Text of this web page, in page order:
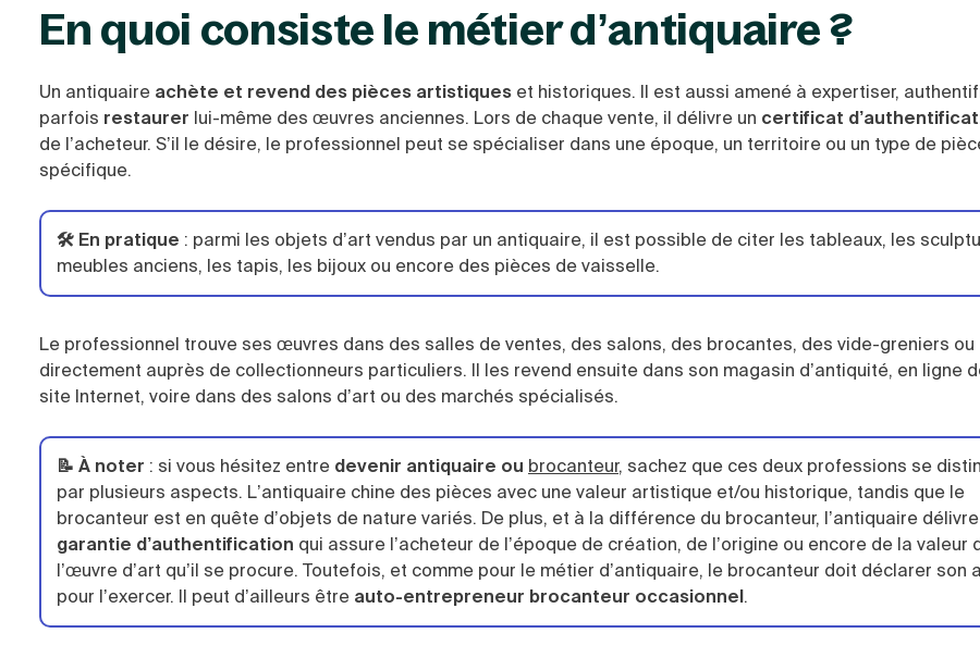
En quoi consiste le métier d’antiquaire ?
Un antiquaire achète et revend des pièces artistiques et historiques. Il est aussi amené à expertiser,
parfois restaurer lui-même des œuvres anciennes. Lors de chaque vente, il délivre un certificat
de l’acheteur. S’il le désire, le professionnel peut se spécialiser dans une époque, un territoire ou un type de
spécifique.
🛠️ En pratique : parmi les objets d’art vendus par un antiquaire, il est possible de citer les tableaux, les
meubles anciens, les tapis, les bijoux ou encore des pièces de vaisselle.
Le professionnel trouve ses œuvres dans des salles de ventes, des salons, des brocantes, des vide-greniers ou
directement auprès de collectionneurs particuliers. Il les revend ensuite dans son magasin d’antiquité, en ligne
site Internet, voire dans des salons d’art ou des marchés spécialisés.
📝 À noter : si vous hésitez entre devenir antiquaire ou brocanteur, sachez que ces deux professions se
par plusieurs aspects. L’antiquaire chine des pièces avec une valeur artistique et/ou historique, tandis que le
brocanteur est en quête d’objets de nature variés. De plus, et à la différence du brocanteur, l’antiquaire
garantie d’authentification qui assure l’acheteur de l’époque de création, de l’origine ou encore de la valeur
l’œuvre d’art qu’il se procure. Toutefois, et comme pour le métier d’antiquaire, le brocanteur doit déclarer son
pour l’exercer. Il peut d’ailleurs être auto-entrepreneur brocanteur occasionnel.